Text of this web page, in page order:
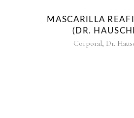
MASCARILLA
(DR.
Corporal, Dr.